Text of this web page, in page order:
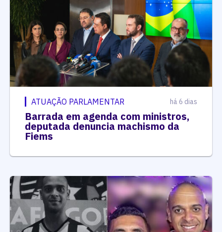
ATUAÇÃO PARLAMENTAR há 6 dias
Barrada em agenda com ministros,
deputada denuncia machismo da
Fiems